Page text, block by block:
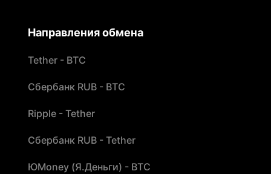
Направления обмена
Tether - BTC
Сбербанк RUB - BTC
Ripple - Tether
Сбербанк RUB - Tether
ЮMoney (Я.Деньги) - BTC